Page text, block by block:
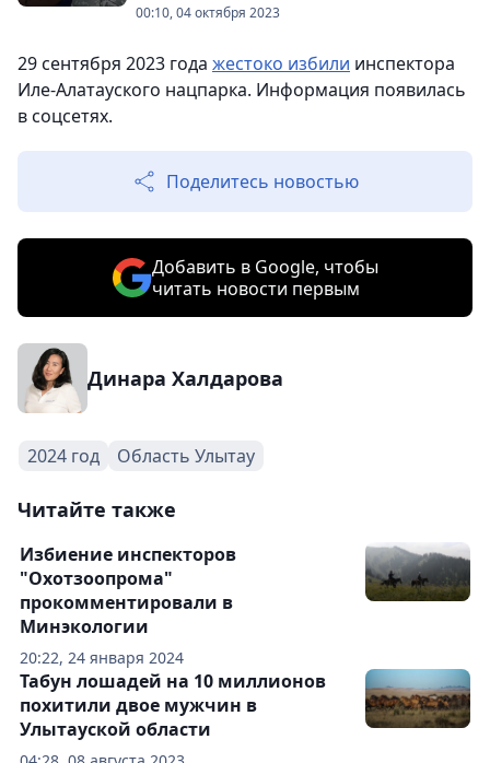
00:10, 04 октября 2023
29 сентября 2023 года жестоко избили инспектора
Иле-Алатауского нацпарка. Информация появилась
в соцсетях.
Поделитесь новостью
Добавить в Google, чтобы
читать новости первым
Динара Халдарова
2024 год Область Улытау
Читайте также
20:22, 24 января 2024
Избиение инспекторов
"Охотзоопрома"
прокомментировали в
Минэкологии
Табун лошадей на 10 миллионов
похитили двое мужчин в
Улытауской области